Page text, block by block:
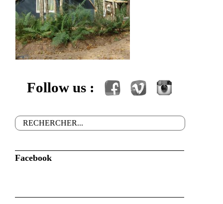
Follow us : FacebookVimeo Instagram
Formulaire de recherche
Rechercher
Facebook